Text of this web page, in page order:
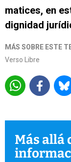
matices, en
dignidad
MÁS SOBRE ESTE
Verso Libre
Más allá